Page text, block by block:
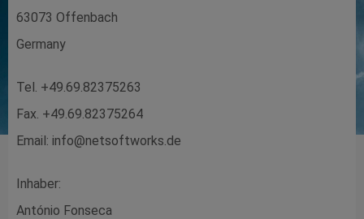
63073 Offenbach
Germany
Tel. +49.69.82375263
Fax. +49.69.82375264
Email: info@netsoftworks.de
Inhaber:
António Fonseca